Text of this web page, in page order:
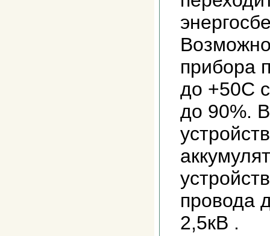
прибора
до +50С
до 90%.
провода
2,5кВ .